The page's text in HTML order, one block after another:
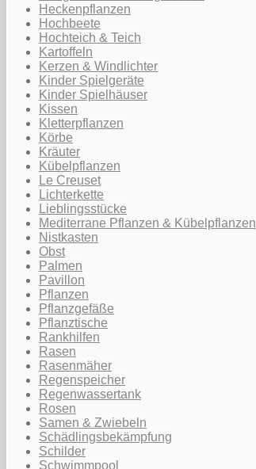
Heckenpflanzen
Hochbeete
Hochteich & Teich
Kartoffeln
Kerzen & Windlichter
Kinder Spielgeräte
Kinder Spielhäuser
Kissen
Kletterpflanzen
Körbe
Kräuter
Kübelpflanzen
Le Creuset
Lichterkette
Lieblingsstücke
Mediterrane Pflanzen & Kübelpflanzen
Nistkasten
Obst
Palmen
Pavillon
Pflanzen
Pflanzgefäße
Pflanztische
Rankhilfen
Rasen
Rasenmäher
Regenspeicher
Regenwassertank
Rosen
Samen & Zwiebeln
Schädlingsbekämpfung
Schilder
Schwimmpool